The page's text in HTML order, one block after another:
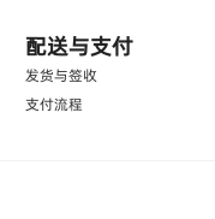
配送与支付
发货与签收
支付流程